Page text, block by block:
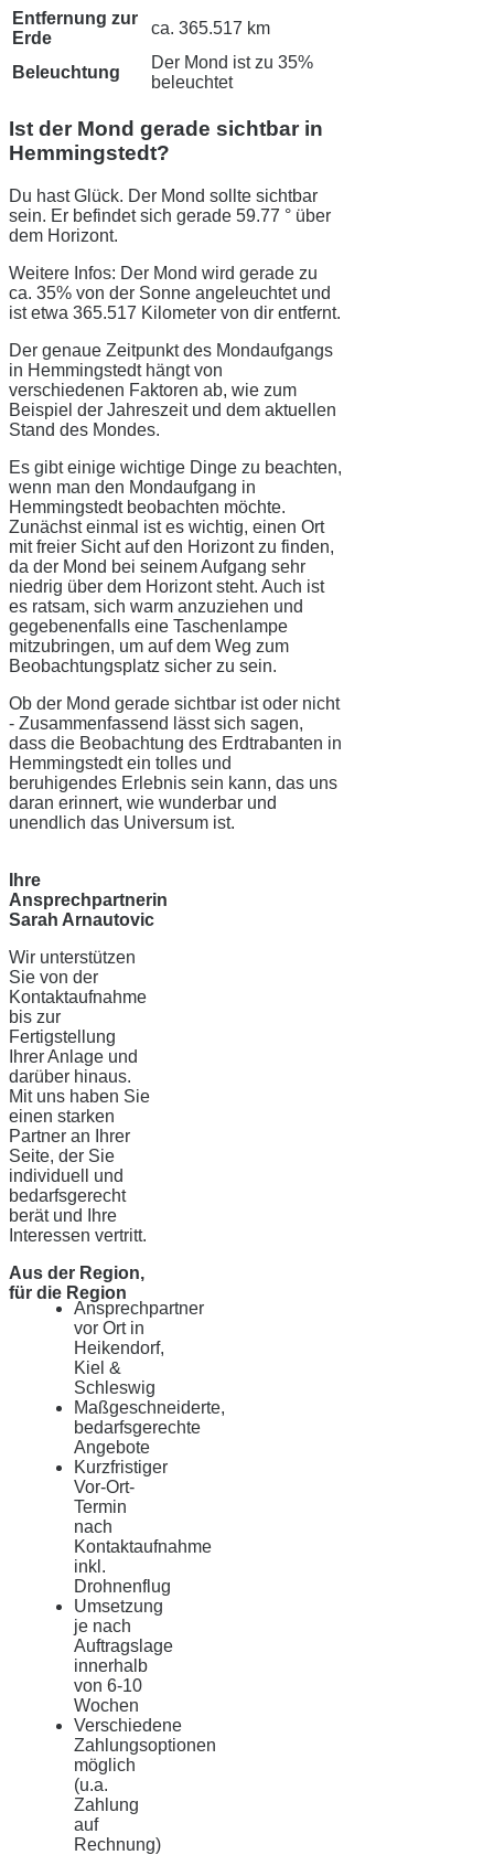
Entfernung zur
Erde
ca. 365.517 km
Beleuchtung
Der Mond ist zu 35%
beleuchtet
Ist der Mond gerade sichtbar in
Hemmingstedt?
Du hast Glück. Der Mond sollte sichtbar
sein. Er befindet sich gerade 59.77 ° über
dem Horizont.
Weitere Infos: Der Mond wird gerade zu
ca. 35% von der Sonne angeleuchtet und
ist etwa 365.517 Kilometer von dir entfernt.
Der genaue Zeitpunkt des Mondaufgangs
in Hemmingstedt hängt von
verschiedenen Faktoren ab, wie zum
Beispiel der Jahreszeit und dem aktuellen
Stand des Mondes.
Es gibt einige wichtige Dinge zu beachten,
wenn man den Mondaufgang in
Hemmingstedt beobachten möchte.
Zunächst einmal ist es wichtig, einen Ort
mit freier Sicht auf den Horizont zu finden,
da der Mond bei seinem Aufgang sehr
niedrig über dem Horizont steht. Auch ist
es ratsam, sich warm anzuziehen und
gegebenenfalls eine Taschenlampe
mitzubringen, um auf dem Weg zum
Beobachtungsplatz sicher zu sein.
Ob der Mond gerade sichtbar ist oder nicht
- Zusammenfassend lässt sich sagen,
dass die Beobachtung des Erdtrabanten in
Hemmingstedt ein tolles und
beruhigendes Erlebnis sein kann, das uns
daran erinnert, wie wunderbar und
unendlich das Universum ist.
Ihre
Ansprechpartnerin
Sarah Arnautovic
Wir unterstützen
Sie von der
Kontaktaufnahme
bis zur
Fertigstellung
Ihrer Anlage und
darüber hinaus.
Mit uns haben Sie
einen starken
Partner an Ihrer
Seite, der Sie
individuell und
bedarfsgerecht
berät und Ihre
Interessen vertritt.
Aus der Region,
für die Region
Ansprechpartner
vor Ort in
Heikendorf,
Kiel &
Schleswig
Maßgeschneiderte,
bedarfsgerechte
Angebote
Kurzfristiger
Vor-Ort-
Termin
nach
Kontaktaufnahme
inkl.
Drohnenflug
Umsetzung
je nach
Auftragslage
innerhalb
von 6-10
Wochen
Verschiedene
Zahlungsoptionen
möglich
(u.a.
Zahlung
auf
Rechnung)